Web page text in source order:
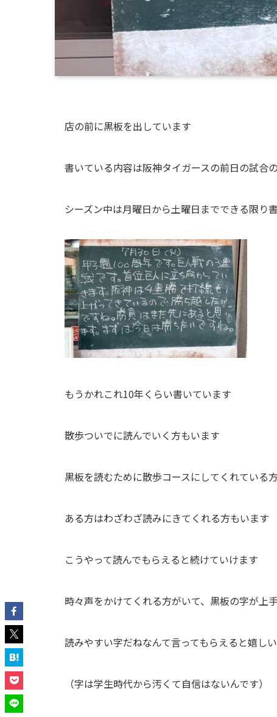
店の前に黒板を出しています
書いている内容は阪神タイガースの前日の試合
シーズン中は月曜日から土曜日までできる限り
もうかれこれ10年くらい書いています
散歩ついでに読んでいく方もいます
黒板を読むために散歩コースにしてくれている
ある方はわざわざ読みにきてくれる方もいます
こうやって読んでもらえると続けていけます
時々声をかけてくれる方がいて、黒板の字が上
読みやすい字だねなんて言ってもらえると嬉し
（字は学生時代から汚くて自信はないんです）